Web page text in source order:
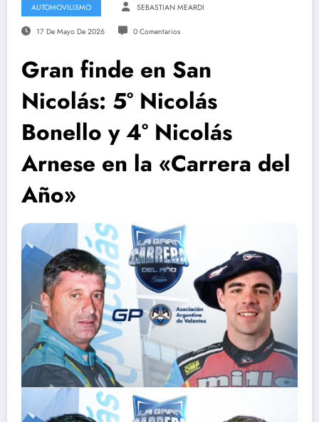
AUTOMOVILISMO SEBASTIAN MEARDI
17 De Mayo De 2026 0 Comentarios
Gran finde en San
Nicolás: 5° Nicolás
Bonello y 4° Nicolás
Arnese en la «Carrera del
Año»